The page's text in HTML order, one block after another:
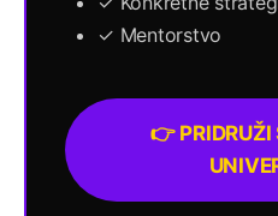
✓ Mentorstvo
👉 PRIDRUŽI